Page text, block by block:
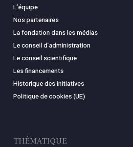
L’équipe
Nos partenaires
La fondation dans les médias
Le conseil d’administration
Le conseil scientifique
Les financements
Historique des initiatives
Politique de cookies (UE)
THÉMATIQUE